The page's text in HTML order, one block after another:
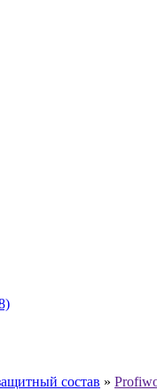
состав »